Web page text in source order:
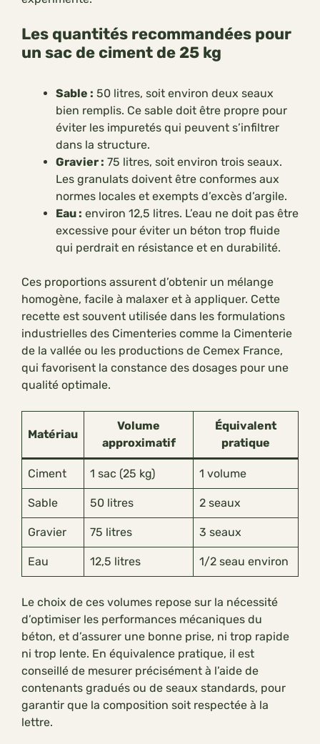
Les quantités recommandées pour
un sac de ciment de 25 kg
Sable : 50 litres, soit environ deux seaux
bien remplis. Ce sable doit être propre pour
éviter les impuretés qui peuvent s’infiltrer
dans la structure.
Gravier : 75 litres, soit environ trois seaux.
Les granulats doivent être conformes aux
normes locales et exempts d’excès d’argile.
Eau : environ 12,5 litres. L’eau ne doit pas être
excessive pour éviter un béton trop fluide
qui perdrait en résistance et en durabilité.
Ces proportions assurent d’obtenir un mélange
homogène, facile à malaxer et à appliquer. Cette
recette est souvent utilisée dans les formulations
industrielles des Cimenteries comme la Cimenterie
de la vallée ou les productions de Cemex France,
qui favorisent la constance des dosages pour une
qualité optimale.
Matériau
Volume
approximatif
Équivalent
pratique
Ciment 1 sac (25 kg) 1 volume
Sable 50 litres 2 seaux
Gravier 75 litres 3 seaux
Eau 12,5 litres 1/2 seau environ
Le choix de ces volumes repose sur la nécessité
d’optimiser les performances mécaniques du
béton, et d’assurer une bonne prise, ni trop rapide
ni trop lente. En équivalence pratique, il est
conseillé de mesurer précisément à l’aide de
contenants gradués ou de seaux standards, pour
garantir que la composition soit respectée à la
lettre.